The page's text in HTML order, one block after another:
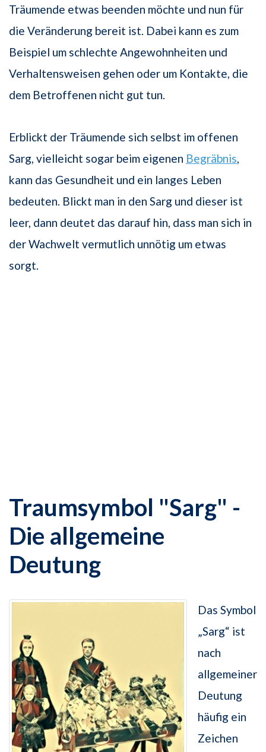
Träumende etwas beenden möchte und nun für
die Veränderung bereit ist. Dabei kann es zum
Beispiel um schlechte Angewohnheiten und
Verhaltensweisen gehen oder um Kontakte, die
dem Betroffenen nicht gut tun.
Erblickt der Träumende sich selbst im offenen
Sarg, vielleicht sogar beim eigenen Begräbnis
kann das Gesundheit und ein langes Leben
bedeuten. Blickt man in den Sarg und dieser ist
leer, dann deutet das darauf hin, dass man sich in
der Wachwelt vermutlich unnötig um etwas
sorgt.
Traumsymbol "Sarg" -
Die allgemeine
Deutung
Das Symbol
„Sarg“ ist
nach
allgemeiner
Deutung
häufig ein
Zeichen